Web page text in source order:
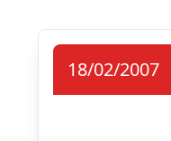
18/02/2007